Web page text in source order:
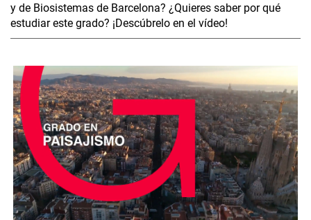
y de Biosistemas de Barcelona? ¿Quieres saber por qué
estudiar este grado? ¡Descúbrelo en el vídeo!